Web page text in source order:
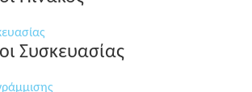
Συσκευασίας